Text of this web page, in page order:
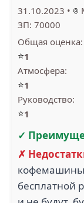
31.10.2023 •
ЗП: 70000
Общая оценка:
⭐1
Атмосфера:
⭐1
Руководство:
⭐1
✓
✗
бесплатной